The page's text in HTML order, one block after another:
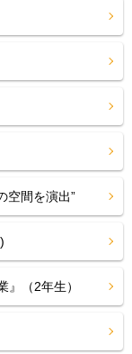
空間を演出”
（2年生）